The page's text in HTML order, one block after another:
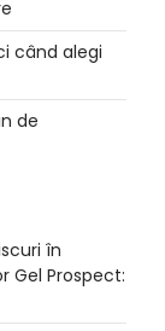
când alegi
de
în
Gel Prospect: